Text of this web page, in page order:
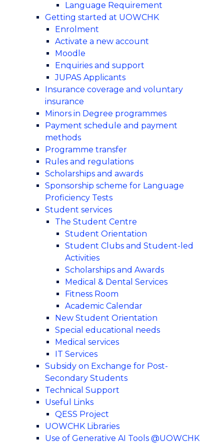
Language Requirement
Getting started at UOWCHK
Enrolment
Activate a new account
Moodle
Enquiries and support
JUPAS Applicants
Insurance coverage and voluntary
insurance
Minors in Degree programmes
Payment schedule and payment
methods
Programme transfer
Rules and regulations
Scholarships and awards
Sponsorship scheme for Language
Proficiency Tests
Student services
The Student Centre
Student Orientation
Student Clubs and Student-led
Activities
Scholarships and Awards
Medical & Dental Services
Fitness Room
Academic Calendar
New Student Orientation
Special educational needs
Medical services
IT Services
Subsidy on Exchange for Post-
Secondary Students
Technical Support
Useful Links
QESS Project
UOWCHK Libraries
Use of Generative AI Tools @UOWCHK